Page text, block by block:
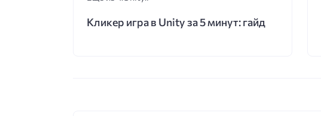
Кликер игра в Unity за 5 минут: гайд